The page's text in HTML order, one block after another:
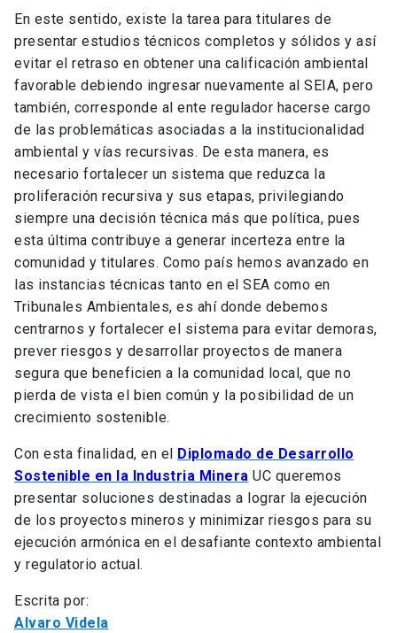
En este sentido, existe la tarea para titulares de
presentar estudios técnicos completos y sólidos y así
evitar el retraso en obtener una calificación ambiental
favorable debiendo ingresar nuevamente al SEIA, pero
también, corresponde al ente regulador hacerse cargo
de las problemáticas asociadas a la institucionalidad
ambiental y vías recursivas. De esta manera, es
necesario fortalecer un sistema que reduzca la
proliferación recursiva y sus etapas, privilegiando
siempre una decisión técnica más que política, pues
esta última contribuye a generar incerteza entre la
comunidad y titulares. Como país hemos avanzado en
las instancias técnicas tanto en el SEA como en
Tribunales Ambientales, es ahí donde debemos
centrarnos y fortalecer el sistema para evitar demoras,
prever riesgos y desarrollar proyectos de manera
segura que beneficien a la comunidad local, que no
pierda de vista el bien común y la posibilidad de un
crecimiento sostenible.
Con esta finalidad, en el Diplomado de Desarrollo
Sostenible en la Industria Minera UC queremos
presentar soluciones destinadas a lograr la ejecución
de los proyectos mineros y minimizar riesgos para su
ejecución armónica en el desafiante contexto ambiental
y regulatorio actual.
Escrita por:
Alvaro Videla